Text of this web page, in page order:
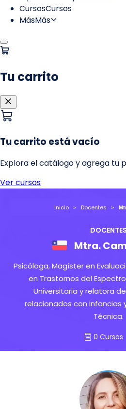
Inicio Docentes
DOCENTES
Mtra.
Psicóloga, Magíster en
en Trastornos del
Universitaria y relatora
relacionados con Infancias
Técnica.
0 Cursos